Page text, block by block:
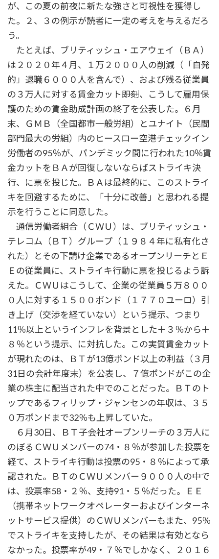
が、この夏の前夜に新たな強さと可視性を獲得し
た。２、３の例示が読者に一定の考えを与えるだろ
う。
たとえば、ブリティッシュ・エアウェイ（ＢＡ）
は２０２０年４月、１万２０００人の削減（「自発
的」退職６０００人を含んで）、および残る従業員
の３万人に対する賃金カット――即刻、こうして雇用保
護のための賃金助成計画の終了――を公表した。６月
末、ＧＭＢ（全国都市一般労組）とユナイト（民間
部門最大の労組）内のヒースロー空港チェックイン
労働者の95％が、パンデミック間に行われた10％賃
金カットをＢＡが回復しないならばストライキ決
行、に票を投じた。ＢＡは最終的に、このストライ
キを回避するために、「十分に改善」と思われる提
示を行うことに同意した。
通信労働者組合（ＣＷＵ）は、ブリティッシュ・
テレコム（ＢＴ）グループ（１９８４年に私有化さ
れた）とその下請け企業であるオープンリーチとＥ
Ｅの従業員に、ストライキ行動に票を投じるよう訴
えた。ＣＷＵはこうして、企業の従業員５万８００
０人に対する１５００ポンド（１７７０ユーロ）引
き上げ（交渉を経ていない）という提示、つまり
11％以上というインフレを背景とした＋３％から＋
８％という提示、に対抗した。この実質賃金カット
が現れたのは、ＢＴが13億ポンド以上の利益（３月
31日の会計年度末）を公表し、７億ポンドがこの企
業の株主に配当された中でのことだった。ＢＴのト
ップであるフィリップ・ジャンセンの年収は、３５
０万ポンドまで32％も上昇していた。
６月30日、ＢＴ子会社オープンリーチの３万人に
のぼるＣＷＵメンバーの74・８％が参加した投票を
経て、ストライキ行動は投票の95・８％によって承
認された。ＢＴのＣＷＵメンバー９０００人の中で
は、投票率58・２％、支持91・５％だった。ＥＥ
（携帯ネットワークオペレーターおよびインターネ
ットサービス提供）のＣＷＵメンバーもまた、95％
でストライキを支持したが、その結果は有効となら
なかった。投票率が49・７％でしかなく、２０１６